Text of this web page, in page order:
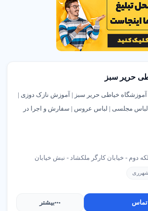
حریر سبز
آموزشگاه خیاطی حریر سبز | آموزش نازک دوزی |
مجلسی | لباس عروس | سفارش و اجرا در
دوم - خیابان کارگر ملکشاد - نبش خیابان
شهرری
تماس بیشتر